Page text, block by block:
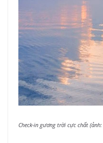
Check-in gương trời cực chất